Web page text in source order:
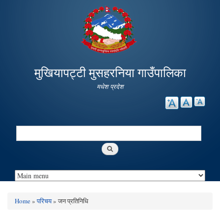
main
content
मुखियापट्टी मुसहरनिया गाउँपालिका
मधेश प्रदेश
Search
Home»परिचय» जन प्रतिनिधि